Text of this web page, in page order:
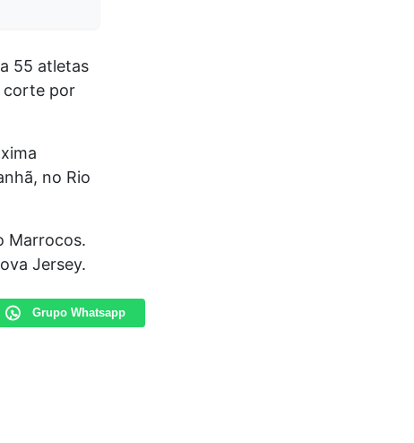
55 atletas
corte por
no Rio
Marrocos.
Jersey.
Grupo Whatsapp